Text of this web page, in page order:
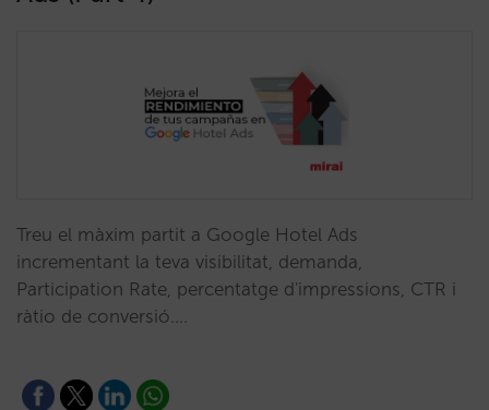
Treu el màxim partit a Google Hotel Ads
incrementant la teva visibilitat, demanda,
Participation Rate, percentatge d'impressions, CTR i
ràtio de conversió.…